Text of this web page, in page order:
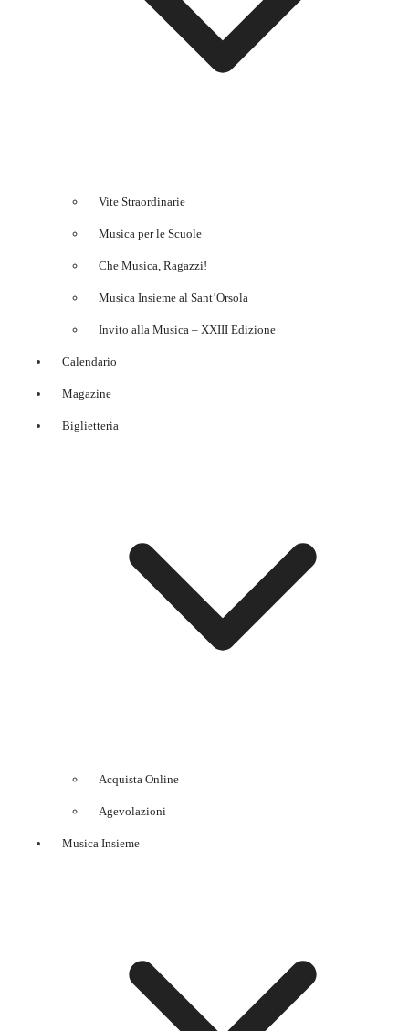
Vite Straordinarie
Musica per le Scuole
Che Musica, Ragazzi!
Musica Insieme al Sant’Orsola
Invito alla Musica – XXIII Edizione
Calendario
Magazine
Biglietteria
Acquista Online
Agevolazioni
Musica Insieme